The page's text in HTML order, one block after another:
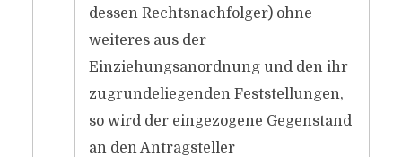
dessen Rechtsnachfolger) ohne
weiteres aus der
Einziehungsanordnung und den ihr
zugrundeliegenden Feststellungen,
so wird der eingezogene Gegenstand
an den Antragsteller